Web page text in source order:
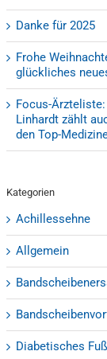
Danke für 2025
Frohe
glückliches
Focus-
Linhardt zählt
den Top-
Kategorien
Achillessehne
Allgemein
Diabetisches